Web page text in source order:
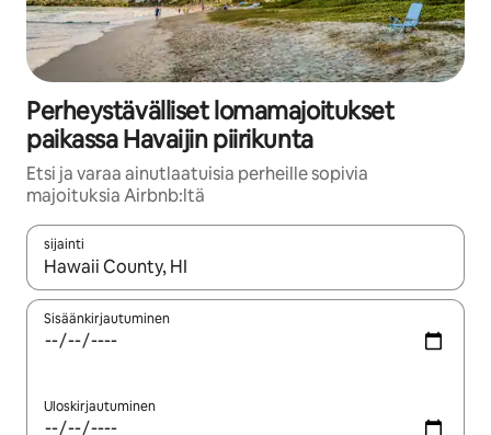
Perheystävälliset lomamajoitukset
paikassa Havaijin piirikunta
Etsi ja varaa ainutlaatuisia perheille sopivia
majoituksia Airbnb:ltä
sijainti
Kun tulokset ovat saatavilla, navigoi ylös- ja alas-
Sisäänkirjautuminen
Uloskirjautuminen